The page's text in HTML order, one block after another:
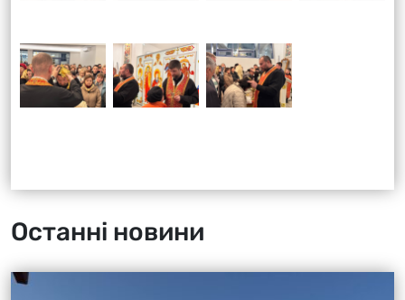
Останні новини